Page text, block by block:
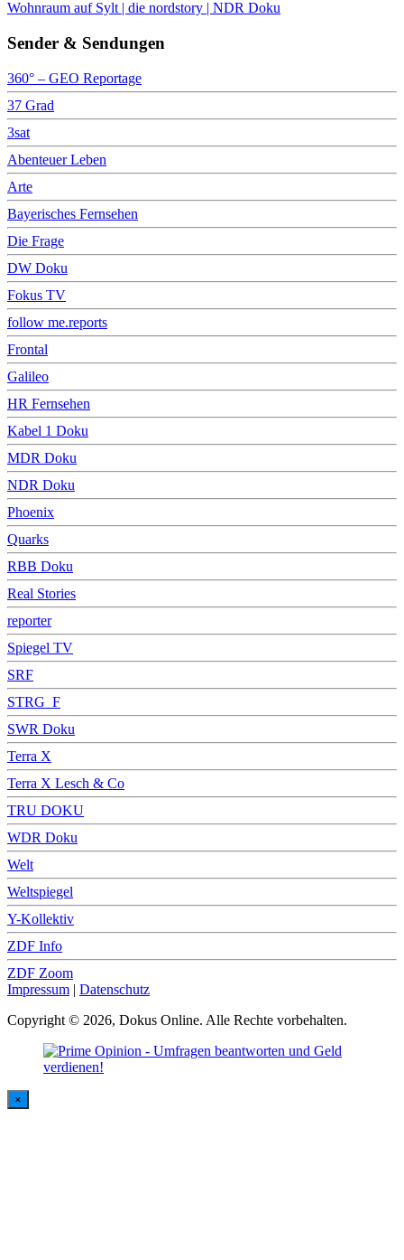
Wohnraum auf Sylt | die nordstory | NDR Doku
Sender & Sendungen
360° – GEO Reportage
37 Grad
3sat
Abenteuer Leben
Arte
Bayerisches Fernsehen
Die Frage
DW Doku
Fokus TV
follow me.reports
Frontal
Galileo
HR Fernsehen
Kabel 1 Doku
MDR Doku
NDR Doku
Phoenix
Quarks
RBB Doku
Real Stories
reporter
Spiegel TV
SRF
STRG_F
SWR Doku
Terra X
Terra X Lesch & Co
TRU DOKU
WDR Doku
Welt
Weltspiegel
Y-Kollektiv
ZDF Info
ZDF Zoom
Impressum | Datenschutz
Copyright © 2026, Dokus Online. Alle Rechte vorbehalten.
×